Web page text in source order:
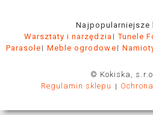
Najpopularniejsze
Warsztaty i narzędzia
Tunele
Parasole
Meble ogrodowe
© Kokiska,
Regulamin sklepu